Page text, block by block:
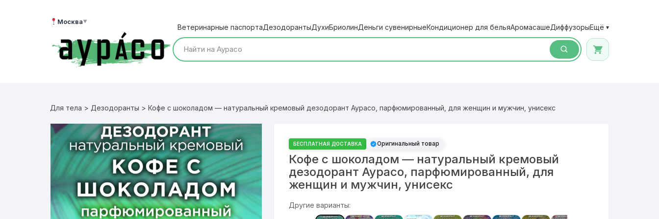
Москва▼
Ветеринарные паспортаДезодорантыДухиБриолинДеньги сувенирныеКондиционер для бельяАромасашеДиффузорыЕщё ▾
Для тела > Дезодоранты > Кофе с шоколадом — натуральный кремовый дезодорант Аурасо, парфюмированный, для женщин и мужчин, унисекс
БЕСПЛАТНАЯ ДОСТАВКА Оригинальный товар
Кофе с шоколадом — натуральный кремовый
дезодорант Аурасо, парфюмированный, для
женщин и мужчин, унисекс
Другие варианты: